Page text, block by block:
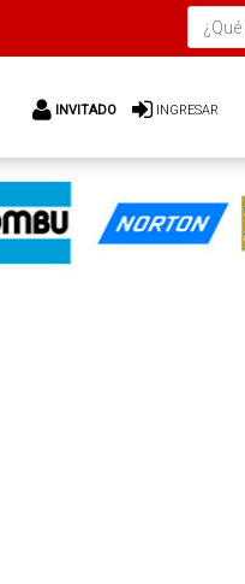
INVITADO INGRESAR